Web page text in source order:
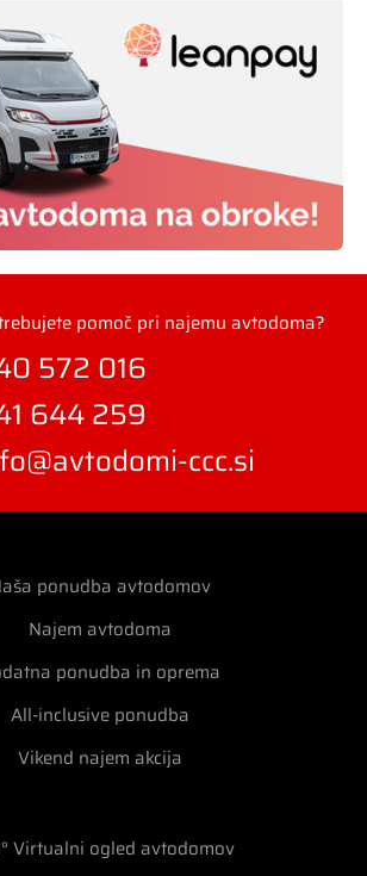
pomoč pri najemu avtodoma?
572 016
644 259
ccc.si
ponudba avtodomov
Najem avtodoma
ponudba in oprema
All-inclusive ponudba
Vikend najem akcija
Virtualni ogled avtodomov